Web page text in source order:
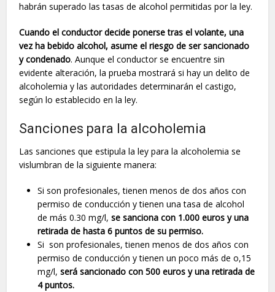
habrán superado las tasas de alcohol permitidas por la ley.
Cuando el conductor decide ponerse tras el volante, una
vez ha bebido alcohol, asume el riesgo de ser sancionado
y condenado. Aunque el conductor se encuentre sin
evidente alteración, la prueba mostrará si hay un delito de
alcoholemia y las autoridades determinarán el castigo,
según lo establecido en la ley.
Sanciones para la alcoholemia
Las sanciones que estipula la ley para la alcoholemia se
vislumbran de la siguiente manera:
Si son profesionales, tienen menos de dos años con
permiso de conducción y tienen una tasa de alcohol
de más 0.30 mg/l,se sanciona con 1.000 euros y una
retirada de hasta 6 puntos de su permiso.
Si son profesionales, tienen menos de dos años con
permiso de conducción y tienen un poco más de o,15
mg/l,será sancionado con 500 euros y una retirada de
4 puntos.